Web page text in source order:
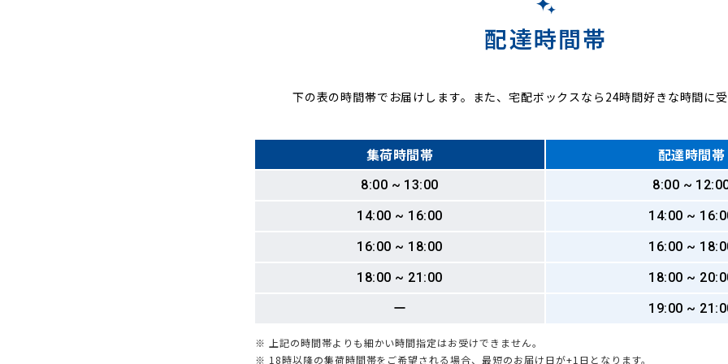
配達時間帯
下の表の時間帯でお届けします。また、宅配ボックスなら24時間好きな時間に
集荷時間帯 配達時間帯
8:00 ~ 13:00
8:00 ~
14:00 ~ 16:00
14:00 ~
16:00 ~ 18:00
16:00 ~
18:00 ~ 21:00
18:00 ~
ー
19:00 ~
※ 上記の時間帯よりも細かい時間指定はお受けできません。
※ 18時以降の集荷時間帯をご希望される場合、最短のお届け日が+1日となります。